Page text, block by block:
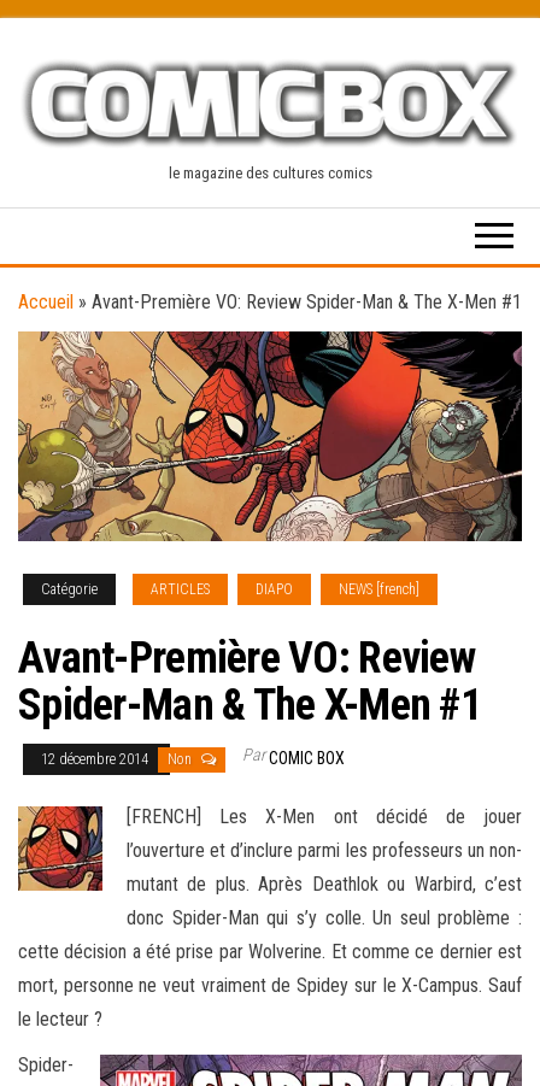
content
le magazine des cultures comics
Accueil » Avant-Première VO: Review Spider-Man & The X-Men #1
Catégorie ARTICLES DIAPO NEWS [french]
Avant-Première VO: Review
Spider-Man & The X-Men #1
12 décembre 2014 Non ParCOMIC BOX
[FRENCH] Les X-Men ont décidé de jouer
l’ouverture et d’inclure parmi les professeurs un non-
mutant de plus. Après Deathlok ou Warbird, c’est
donc Spider-Man qui s’y colle. Un seul problème :
cette décision a été prise par Wolverine. Et comme ce dernier est
mort, personne ne veut vraiment de Spidey sur le X-Campus. Sauf
le lecteur ?
Spider-